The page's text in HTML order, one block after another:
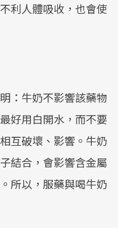
利人體吸收，也會使
：牛奶不影響該藥物
好用白開水，而不要
互破壞、影響。牛奶
結合，會影響含金屬
所以，服藥與喝牛奶